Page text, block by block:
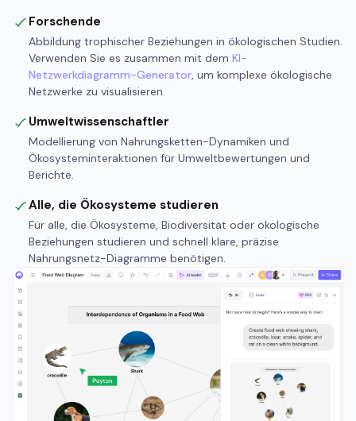
Forschende
Abbildung trophischer Beziehungen in ökologischen Studien.
Verwenden Sie es zusammen mit dem KI-
Netzwerkdiagramm-Generator, um komplexe ökologische
Netzwerke zu visualisieren.
Umweltwissenschaftler
Modellierung von Nahrungsketten-Dynamiken und
Ökosysteminteraktionen für Umweltbewertungen und
Berichte.
Alle, die Ökosysteme studieren
Für alle, die Ökosysteme, Biodiversität oder ökologische
Beziehungen studieren und schnell klare, präzise
Nahrungsnetz-Diagramme benötigen.